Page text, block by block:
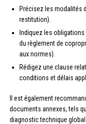
Précisez les modalités
restitution).
Indiquez les
du règlement de
aux normes).
Rédigez une clause
conditions et délais
Il est également
documents annexes, tels
diagnostic technique